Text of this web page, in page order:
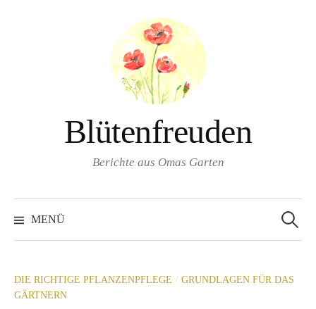
Blütenfreuden
Berichte aus Omas Garten
MENÜ
nach:
DIE RICHTIGE PFLANZENPFLEGE / GRUNDLAGEN FÜR DAS
GÄRTNERN